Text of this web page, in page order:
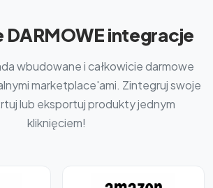
DARMOWE integracje
wbudowane i całkowicie darmowe
marketplace'ami. Zintegruj swoje
lub eksportuj produkty jednym
kliknięciem!